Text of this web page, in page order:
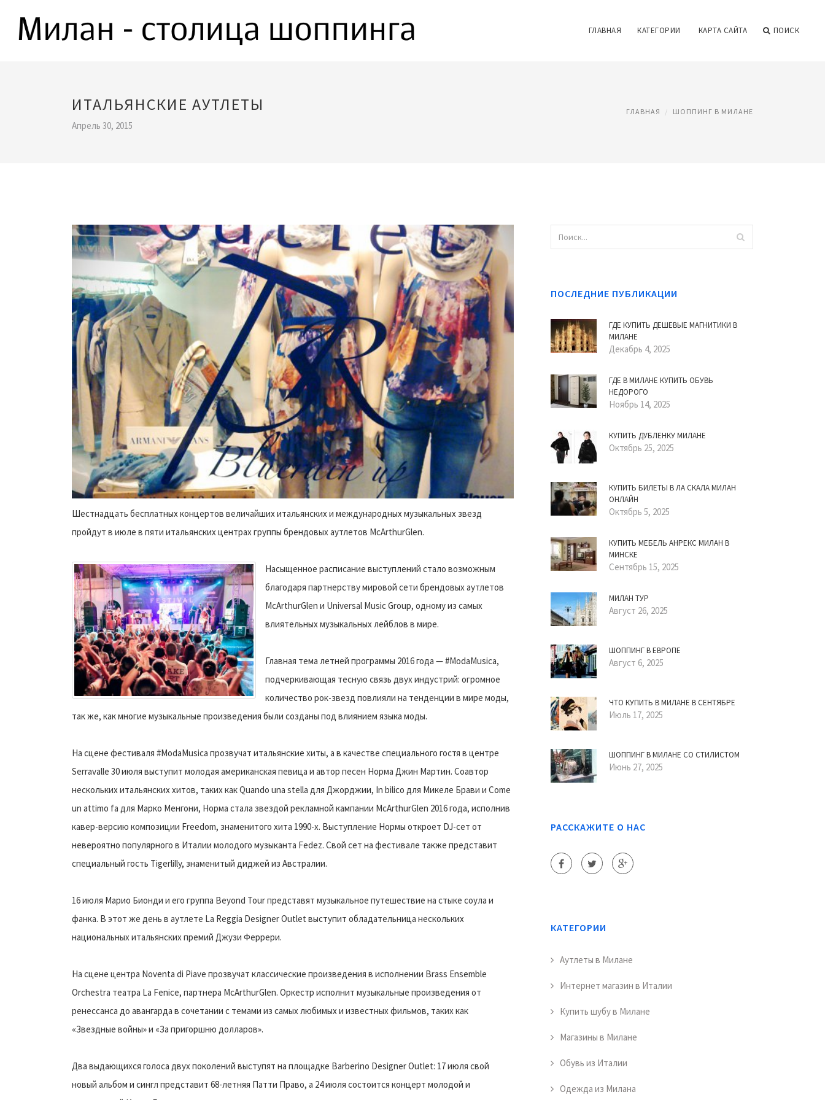
ГЛАВНАЯ КАТЕГОРИИ КАРТА САЙТА ПОИСК
ИТАЛЬЯНСКИЕ АУТЛЕТЫ
Апрель 30, 2015
ГЛАВНАЯ ШОППИНГ В МИЛАНЕ
Шестнадцать бесплатных концертов величайших итальянских и международных музыкальных звезд
пройдут в июле в пяти итальянских центрах группы брендовых аутлетов McArthurGlen.
Насыщенное расписание выступлений стало возможным
благодаря партнерству мировой сети брендовых аутлетов
McArthurGlen и Universal Music Group, одному из самых
влиятельных музыкальных лейблов в мире.
Главная тема летней программы 2016 года — #ModaMusica,
подчеркивающая тесную связь двух индустрий: огромное
количество рок-звезд повлияли на тенденции в мире моды,
так же, как многие музыкальные произведения были созданы под влиянием языка моды.
На сцене фестиваля #ModaMusica прозвучат итальянские хиты, а в качестве специального гостя в центре
Serravalle 30 июля выступит молодая американская певица и автор песен Норма Джин Мартин. Соавтор
нескольких итальянских хитов, таких как Quando una stella для Джорджии, In bilico для Микеле Брави и Come
un attimo fa для Марко Менгони, Норма стала звездой рекламной кампании McArthurGlen 2016 года, исполнив
кавер-версию композиции Freedom, знаменитого хита 1990-х. Выступление Нормы откроет DJ-сет от
невероятно популярного в Италии молодого музыканта Fedez. Свой сет на фестивале также представит
специальный гость Tigerlilly, знаменитый диджей из Австралии.
16 июля Марио Бионди и его группа Beyond Tour представят музыкальное путешествие на стыке соула и
фанка. В этот же день в аутлете La Reggia Designer Outlet выступит обладательница нескольких
национальных итальянских премий Джузи Феррери.
На сцене центра Noventa di Piave прозвучат классические произведения в исполнении Brass Ensemble
Orchestra театра La Fenice, партнера McArthurGlen. Оркестр исполнит музыкальные произведения от
ренессанса до авангарда в сочетании с темами из самых любимых и известных фильмов, таких как
«Звездные войны» и «За пригоршню долларов».
Два выдающихся голоса двух поколений выступят на площадке Barberino Designer Outlet: 17 июля свой
новый альбом и сингл представит 68-летняя Патти Право, а 24 июля состоится концерт молодой и
ПОСЛЕДНИЕ ПУБЛИКАЦИИ
ГДЕ КУПИТЬ ДЕШЕВЫЕ МАГНИТИКИ В
МИЛАНЕ
Декабрь 4, 2025
ГДЕ В МИЛАНЕ КУПИТЬ ОБУВЬ
НЕДОРОГО
Ноябрь 14, 2025
КУПИТЬ ДУБЛЕНКУ МИЛАНЕ
Октябрь 25, 2025
КУПИТЬ БИЛЕТЫ В ЛА СКАЛА МИЛАН
ОНЛАЙН
Октябрь 5, 2025
КУПИТЬ МЕБЕЛЬ АНРЕКС МИЛАН В
МИНСКЕ
Сентябрь 15, 2025
МИЛАН ТУР
Август 26, 2025
ШОППИНГ В ЕВРОПЕ
Август 6, 2025
ЧТО КУПИТЬ В МИЛАНЕ В СЕНТЯБРЕ
Июль 17, 2025
ШОППИНГ В МИЛАНЕ СО СТИЛИСТОМ
Июнь 27, 2025
РАССКАЖИТЕ О НАС
КАТЕГОРИИ
Аутлеты в Милане
Интернет магазин в Италии
Купить шубу в Милане
Магазины в Милане
Обувь из Италии
Одежда из Милана